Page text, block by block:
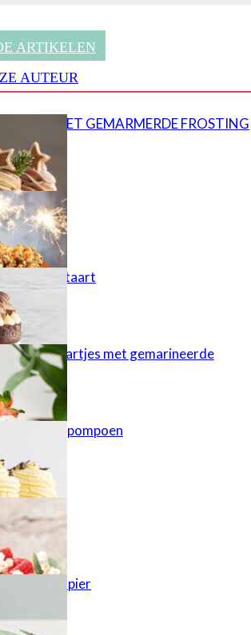
ARTIKELEN
AUTEUR
MET GEMARMERDE FROSTING
taart
Bueno taart
met gemarineerde
met pompoen
van papier